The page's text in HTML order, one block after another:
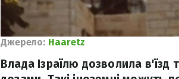
Джерело: Haaretz
Влада Ізраїлю дозволила в'їзд